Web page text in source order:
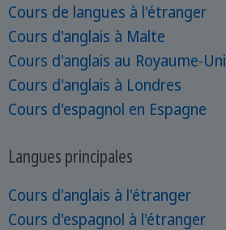
Cours de langues à l'étranger
Cours d'anglais à Malte
Cours d'anglais au Royaume-Uni
Cours d'anglais à Londres
Cours d'espagnol en Espagne
Langues principales
Cours d'anglais à l'étranger
Cours d'espagnol à l'étranger